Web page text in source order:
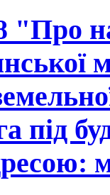
під